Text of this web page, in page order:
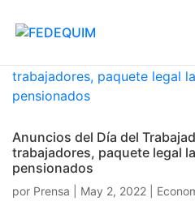
Anuncios del Día del
trabajadores, paquete legal
pensionados
por Prensa May 2, 2022